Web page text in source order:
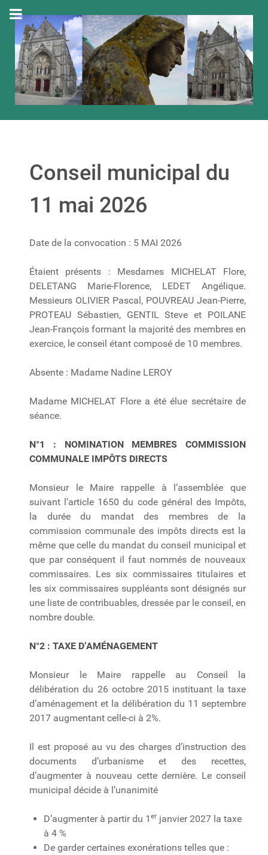
Conseil municipal du
11 mai 2026
Date de la convocation : 5 MAI 2026
Étaient présents : Mesdames MICHELAT Flore,
DELETANG Marie-Florence, LEDET Angélique.
Messieurs OLIVIER Pascal, POUVREAU Jean-Pierre,
PROTEAU Sébastien, GENTIL Steve et POILANE
Jean-François formant la majorité des membres en
exercice, le conseil étant composé de 10 membres.
Absente : Madame Nadine LEROY
Madame MICHELAT Flore a été élue secrétaire de
séance.
N°1 : NOMINATION MEMBRES COMMISSION
COMMUNALE IMPÔTS DIRECTS
Monsieur le Maire rappelle à l’assemblée que
suivant l’article 1650 du code général des Impôts,
la durée du mandat des membres de la
commission communale des impôts directs est la
même que celle du mandat du conseil municipal et
que par conséquent il faut nommés de nouveaux
commissaires. Les six commissaires titulaires et
les six commissaires suppléants sont désignés sur
une liste de contribuables, dressée par le conseil, en
nombre double.
N°2 : TAXE D’AMÉNAGEMENT
Monsieur le Maire rappelle au Conseil la
délibération du 26 octobre 2015 instituant la taxe
d’aménagement et la délibération du 11 septembre
2017 augmentant celle-ci à 2%.
Il est proposé au vu des charges d’instruction des
documents d’urbanisme et des recettes,
d’augmenter à nouveau cette dernière. Le conseil
municipal décide à l’unanimité
D’augmenter à partir du 1 er janvier 2027 la taxe
à 4 %
De garder certaines exonérations telles que :